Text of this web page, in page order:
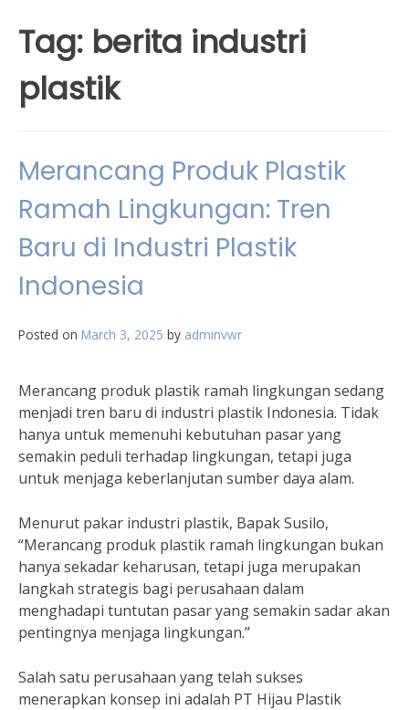
Tag: berita industri
plastik
Merancang Produk Plastik
Ramah Lingkungan: Tren
Baru di Industri Plastik
Indonesia
Posted on March 3, 2025 by adminvwr
Merancang produk plastik ramah lingkungan sedang
menjadi tren baru di industri plastik Indonesia. Tidak
hanya untuk memenuhi kebutuhan pasar yang
semakin peduli terhadap lingkungan, tetapi juga
untuk menjaga keberlanjutan sumber daya alam.
Menurut pakar industri plastik, Bapak Susilo,
“Merancang produk plastik ramah lingkungan bukan
hanya sekadar keharusan, tetapi juga merupakan
langkah strategis bagi perusahaan dalam
menghadapi tuntutan pasar yang semakin sadar akan
pentingnya menjaga lingkungan.”
Salah satu perusahaan yang telah sukses
menerapkan konsep ini adalah PT Hijau Plastik